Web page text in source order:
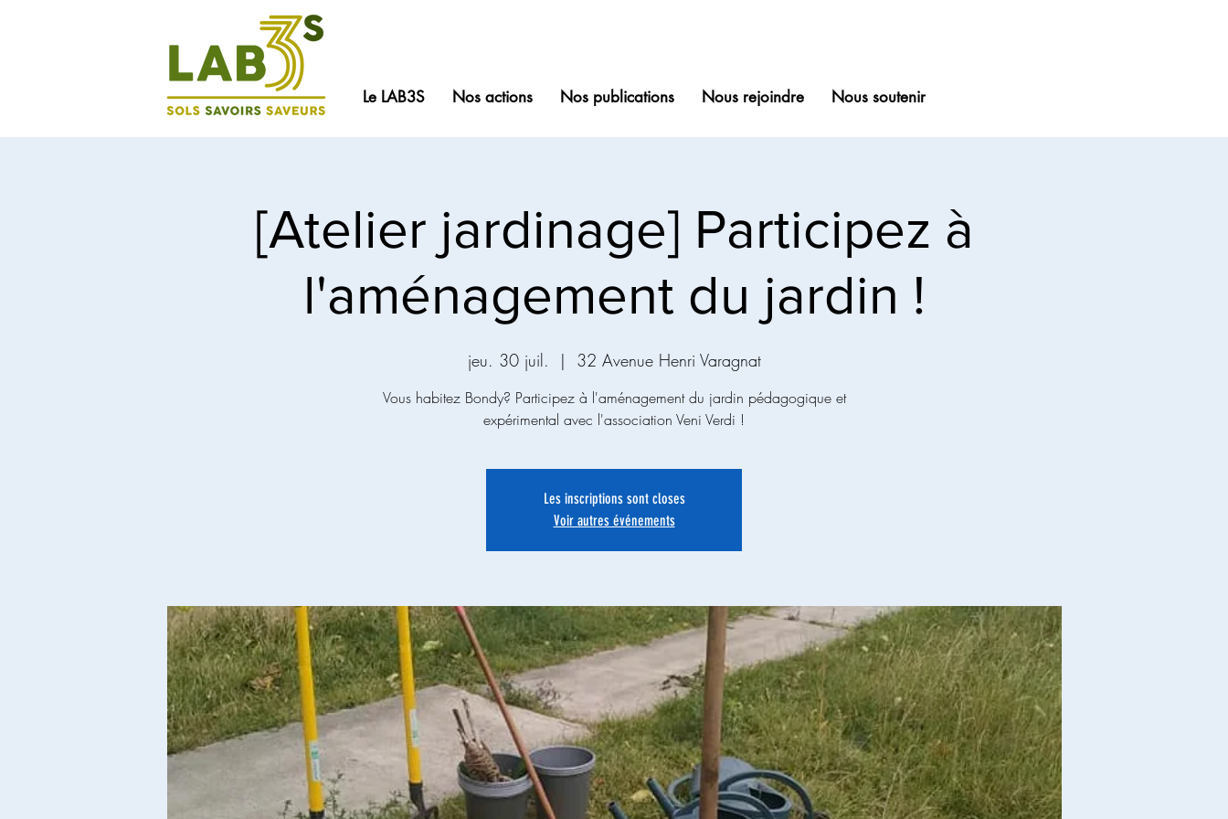
Le LAB3S Nos actions Nos publications Nous rejoindre Nous soutenir
[Atelier jardinage] Participez à
l'aménagement du jardin !
jeu. 30 juil.
  |
32 Avenue Henri Varagnat
Vous habitez Bondy? Participez à l'aménagement du jardin pédagogique et
expérimental avec l'association Veni Verdi !
Les inscriptions sont closes
Voir autres événements